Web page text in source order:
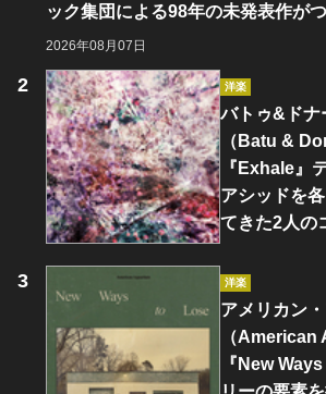
ック集団による98年の未発表作が
2026年08月07日
洋楽
バトゥ&ドナ
（Batu &
『Exhale』
アシッドを
てきた2人の
洋楽
アメリカン
（American
『New